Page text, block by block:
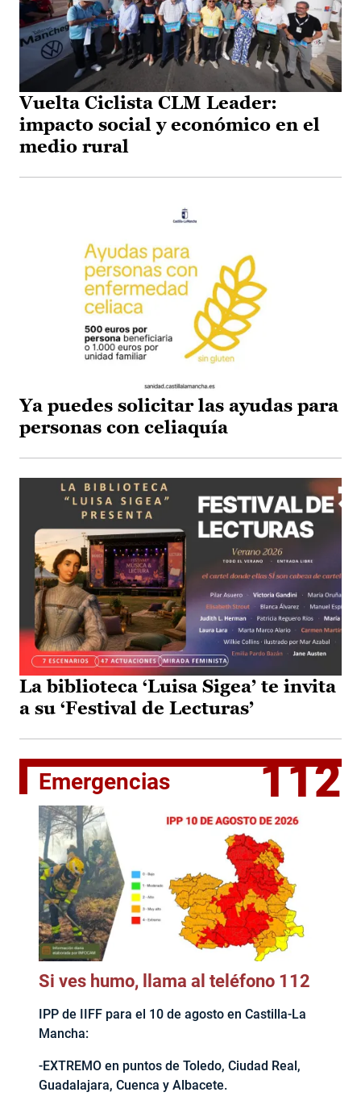
Vuelta Ciclista CLM Leader:
impacto social y económico en el
medio rural
Ya puedes solicitar las ayudas para
personas con celiaquía
La biblioteca ‘Luisa Sigea’ te invita
a su ‘Festival de Lecturas’
Emergencias 112
Si ves humo, llama al teléfono 112
IPP de IIFF para el 10 de agosto en Castilla-La
Mancha:
-EXTREMO en puntos de Toledo, Ciudad Real,
Guadalajara, Cuenca y Albacete.